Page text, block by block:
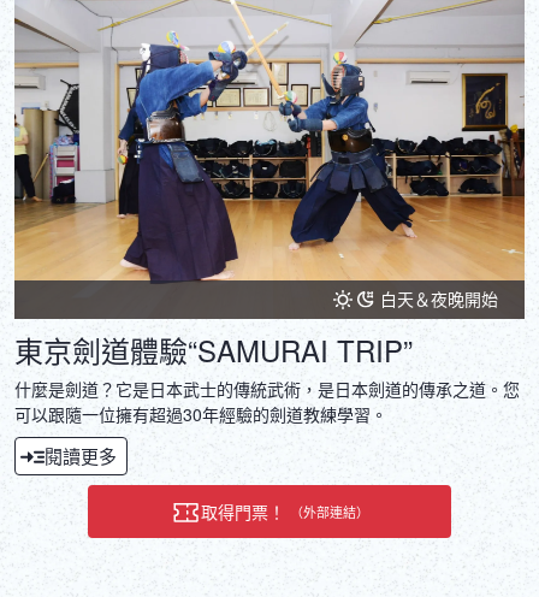
白天＆夜晚開始
東京劍道體驗“SAMURAI TRIP”
什麼是劍道？它是日本武士的傳統武術，是日本劍道的傳承之道。您
可以跟隨一位擁有超過30年經驗的劍道教練學習。
閱讀更多
取得門票！ （外部連結）